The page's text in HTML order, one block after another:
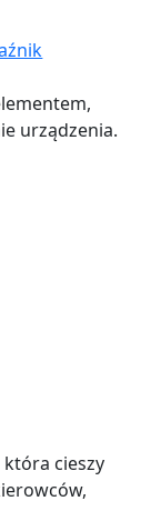
urządzenia.
cieszy